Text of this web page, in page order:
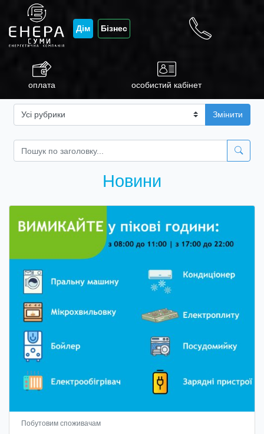
Дім Бізнес
оплата особистий кабінет
Змінити
Новини
Побутовим споживачам